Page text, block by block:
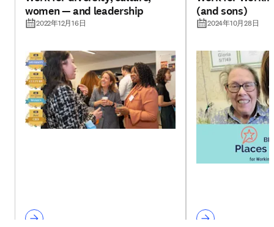
women — and leadership
2022年12月16日
(and sons)
2024年10月28日